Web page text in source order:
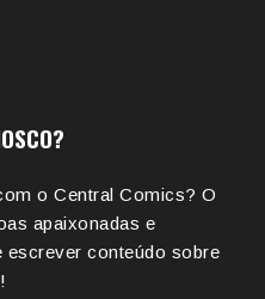
o Central Comics? O
apaixonadas e
escrever conteúdo sobre
!